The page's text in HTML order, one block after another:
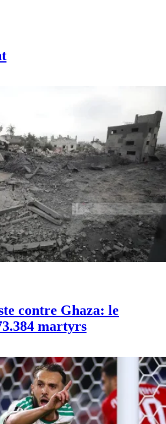
contre Ghaza: le
martyrs